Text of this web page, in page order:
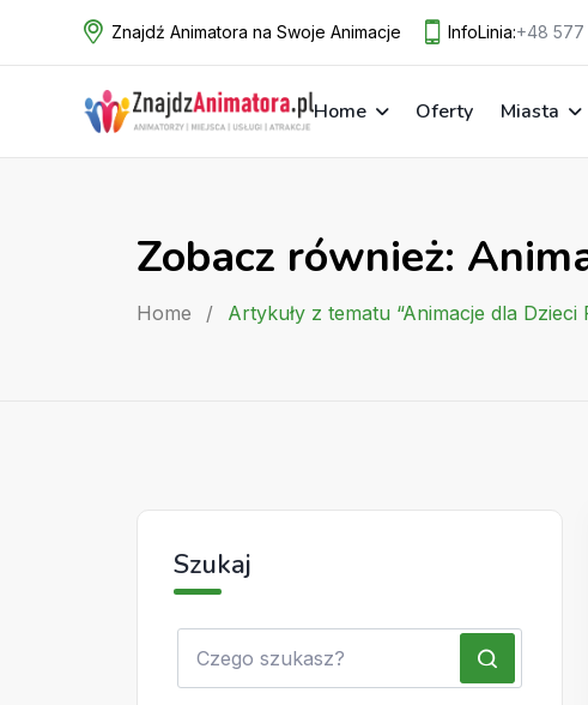
Znajdź Animatora na Swoje Animacje InfoLinia:+48
Home Oferty Miasta
Zobacz również:
Home / Artykuły z tematu “Animacje dla Dzieci
Szukaj